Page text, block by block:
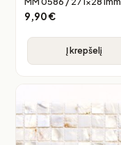
9,90€
Į krepšelį